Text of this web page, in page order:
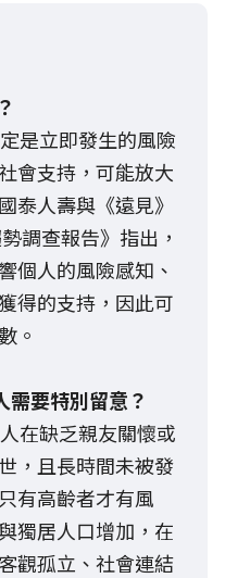
是立即發生的風險
會支持，可能放大
泰人壽與《遠見》
調查報告》指出，
個人的風險感知、
得的支持，因此可
。
需要特別留意？
在缺乏親友關懷或
，且長時間未被發
有高齡者才有風
獨居人口增加，在
觀孤立、社會連結